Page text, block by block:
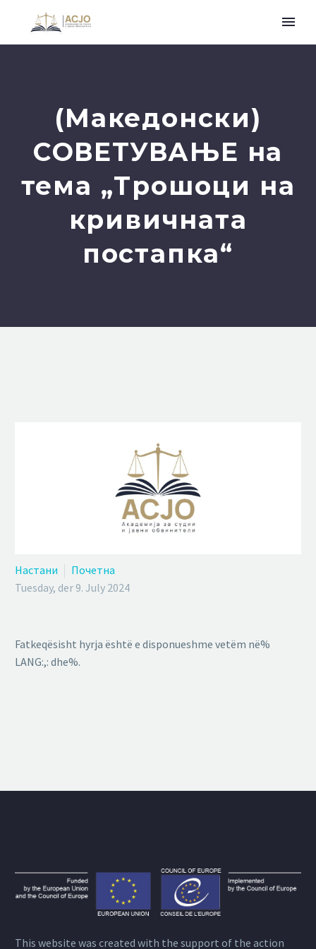
(Македонски)
СОВЕТУВАЊЕ на
тема „Трошоци на
кривичната
постапка“
Настани
Почетна
Tuesday, der 9. July 2024
Fatkeqësisht hyrja është e disponueshme vetëm në%
LANG:,: dhe%.
This website was created with the support of the action